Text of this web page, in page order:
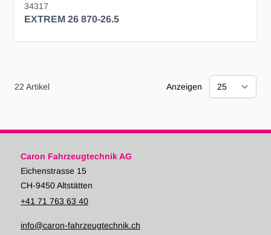
34317
EXTREM 26 870-26.5
22 Artikel Anzeigen
Caron Fahrzeugtechnik AG
Eichenstrasse 15
CH-9450 Altstätten
+41 71 763 63 40
info@caron-fahrzeugtechnik.ch